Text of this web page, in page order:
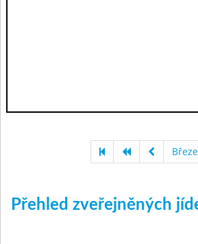
Přehled zveřejněných